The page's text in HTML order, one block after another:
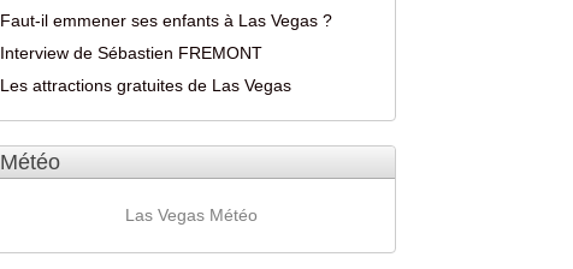
Faut-il emmener ses enfants à Las Vegas ?
Interview de Sébastien FREMONT
Les attractions gratuites de Las Vegas
Météo
Las Vegas Météo